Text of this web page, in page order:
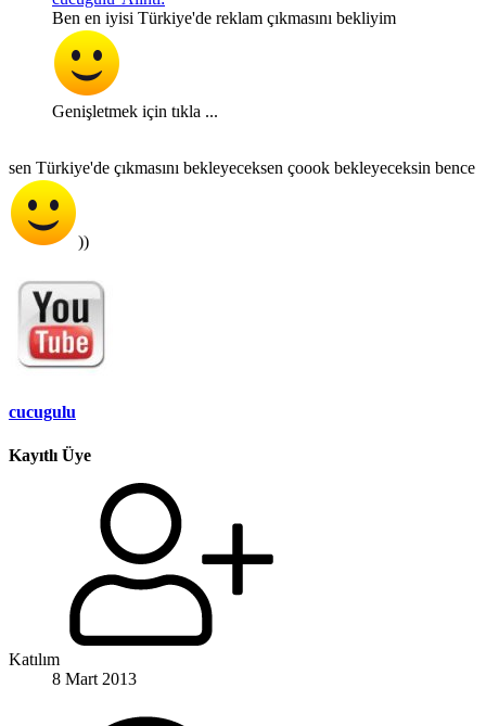
Ben en iyisi Türkiye'de reklam çıkmasını bekliyim
Genişletmek için tıkla ...
sen Türkiye'de çıkmasını bekleyeceksen çoook bekleyeceksin bence
))
cucugulu
Kayıtlı Üye
Katılım
8 Mart 2013